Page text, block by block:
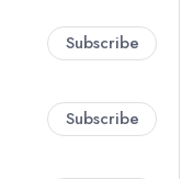
Subscribe
Subscribe